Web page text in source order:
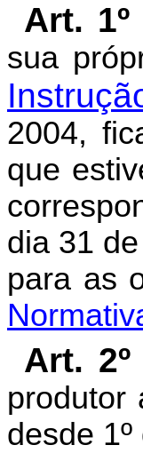
Art. 1º
sua
2004,
que
dia 31
para as
Art. 2º
produtor
desde